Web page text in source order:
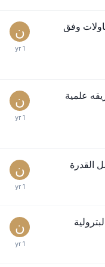
وفق
علمية
القدرة